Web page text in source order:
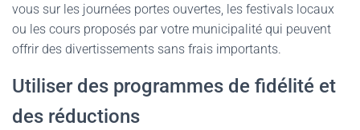
vous sur les journées portes ouvertes, les festivals locaux
ou les cours proposés par votre municipalité qui peuvent
offrir des divertissements sans frais importants.
Utiliser des programmes de fidélité et
des réductions